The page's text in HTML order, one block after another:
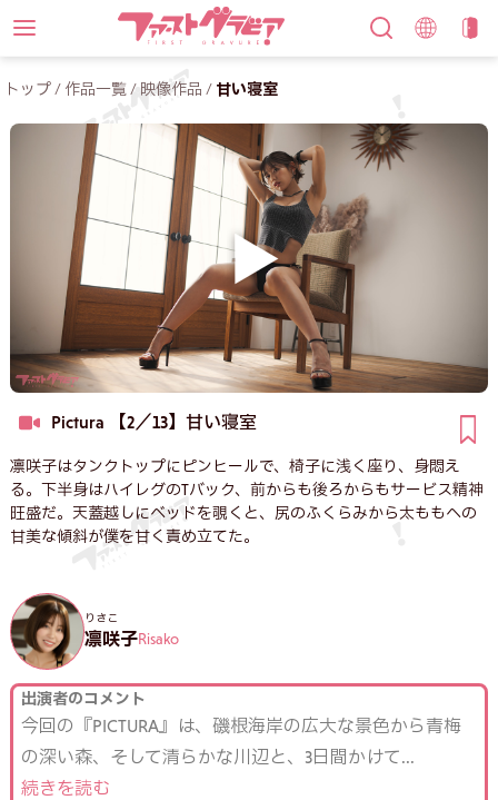
トップ / 作品一覧 / 映像作品 / 甘い寝室
Pictura 【2／13】 甘い寝室
凛咲子はタンクトップにピンヒールで、椅子に浅く座り、身悶え
る。下半身はハイレグのTバック、前からも後ろからもサービス精神
旺盛だ。天蓋越しにベッドを覗くと、尻のふくらみから太ももへの
甘美な傾斜が僕を甘く責め立てた。
りさこ
凛咲子Risako
出演者のコメント
今回の『PICTURA』は、磯根海岸の広大な景色から青梅
の深い森、そして清らかな川辺と、3日間かけて...
続きを読む